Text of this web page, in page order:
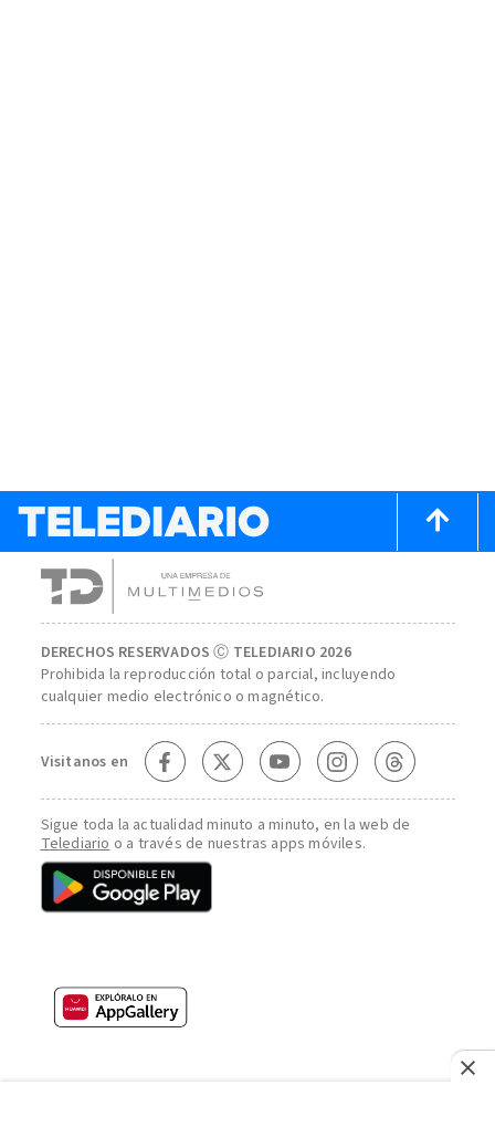
DERECHOS RESERVADOS Ⓒ TELEDIARIO 2026
Prohibida la reproducción total o parcial, incluyendo
cualquier medio electrónico o magnético.
Visitanos en
Sigue toda la actualidad minuto a minuto, en la web de
Telediarioo a través de nuestras apps móviles.